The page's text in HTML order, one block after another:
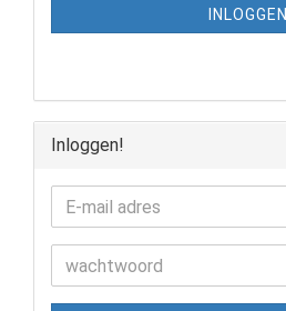
INLOGGEN
Inloggen!